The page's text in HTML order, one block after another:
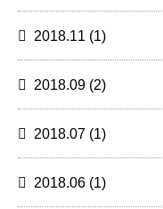
2018.11 (1)
2018.09 (2)
2018.07 (1)
2018.06 (1)